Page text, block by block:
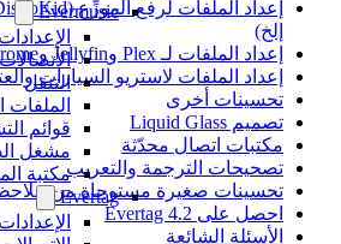
Evermusic
الإعدادات
الاتصالات
التنقل
الملفات
قوائم
مشغل
مكتبة
Evertag
الإعدادات
إلخ)
إعداد الملفات لـ Plex وJellyfin وNavidrome وSubsonic وEmby
إعداد الملفات لاستريو السيارات
تحسينات أخرى
تصميم Liquid Glass
مكتبات اتصال محدّثة
تصحيحات الترجمة والتعريب
تحسينات صغيرة مستوحاة من
احصل على Evertag 4.2
الأسئلة الشائعة